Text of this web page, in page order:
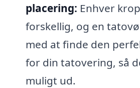
placering: Enhver
forskellig, og en
med at finde den
for din tatovering, så
muligt ud.